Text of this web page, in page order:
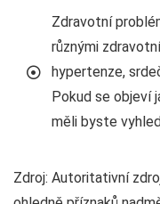
Zdravotní
různými
hypertenze,
Pokud se objeví
měli byste
Zdroj: Autoritativní